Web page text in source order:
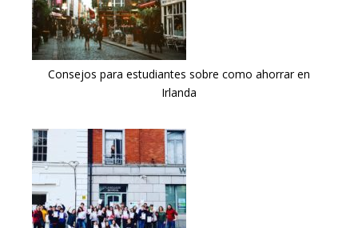
Consejos para estudiantes sobre como ahorrar en
Irlanda